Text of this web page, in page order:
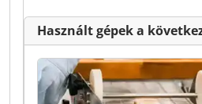
Használt gépek a